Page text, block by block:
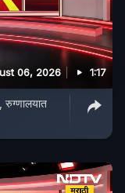
06, 2026 1:17